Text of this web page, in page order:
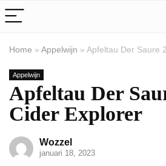
Home » Appelwijn » Apfeltau Der Saure
Appelwijn
Apfeltau Der
Cider Explorer
Wozzel
januari 18, 2023